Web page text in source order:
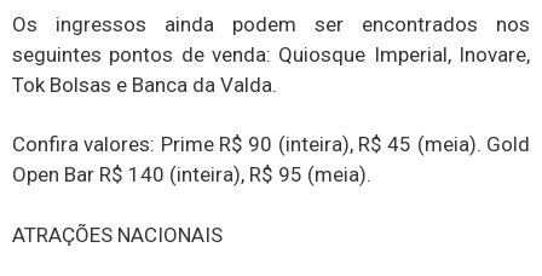
Os ingressos ainda podem ser encontrados nos
seguintes pontos de venda: Quiosque Imperial, Inovare,
Tok Bolsas e Banca da Valda.
Confira valores: Prime R$ 90 (inteira), R$ 45 (meia). Gold
Open Bar R$ 140 (inteira), R$ 95 (meia).
ATRAÇÕES NACIONAIS